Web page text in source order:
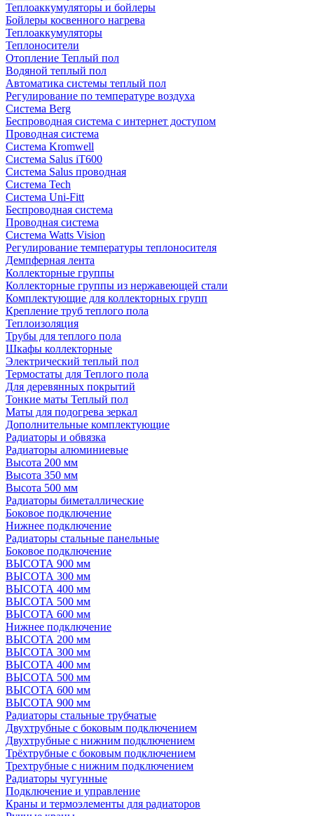
Теплоаккумуляторы и бойлеры
Бойлеры косвенного нагрева
Теплоаккумуляторы
Теплоносители
Отопление Теплый пол
Водяной теплый пол
Автоматика системы теплый пол
Регулирование по температуре воздуха
Система Berg
Беспроводная система с интернет доступом
Проводная система
Система Kromwell
Система Salus iT600
Система Salus проводная
Система Tech
Система Uni-Fitt
Беспроводная система
Проводная система
Система Watts Vision
Регулирование температуры теплоносителя
Демпферная лента
Коллекторные группы
Коллекторные группы из нержавеющей стали
Комплектующие для коллекторных групп
Крепление труб теплого пола
Теплоизоляция
Трубы для теплого пола
Шкафы коллекторные
Электрический теплый пол
Термостаты для Теплого пола
Для деревянных покрытий
Тонкие маты Теплый пол
Маты для подогрева зеркал
Дополнительные комплектующие
Радиаторы и обвязка
Радиаторы алюминиевые
Высота 200 мм
Высота 350 мм
Высота 500 мм
Радиаторы биметаллические
Боковое подключение
Нижнее подключение
Радиаторы стальные панельные
Боковое подключение
ВЫСОТА 900 мм
ВЫСОТА 300 мм
ВЫСОТА 400 мм
ВЫСОТА 500 мм
ВЫСОТА 600 мм
Нижнее подключение
ВЫСОТА 200 мм
ВЫСОТА 300 мм
ВЫСОТА 400 мм
ВЫСОТА 500 мм
ВЫСОТА 600 мм
ВЫСОТА 900 мм
Радиаторы стальные трубчатые
Двухтрубные с боковым подключением
Двухтрубные с нижним подключением
Трёхтрубные с боковым подключением
Трехтрубные с нижним подключением
Радиаторы чугунные
Подключение и управление
Краны и термоэлементы для радиаторов